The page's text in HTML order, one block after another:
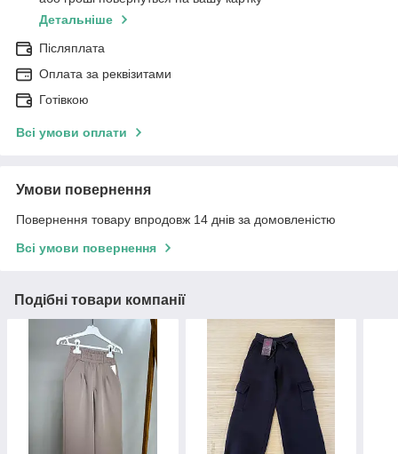
Детальніше
Післяплата
Оплата за реквізитами
Готівкою
Всі умови оплати
Умови повернення
Повернення товару впродовж 14 днів за домовленістю
Всі умови повернення
Подібні товари компанії